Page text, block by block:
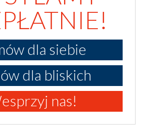
dla siebie
dla bliskich
nas!